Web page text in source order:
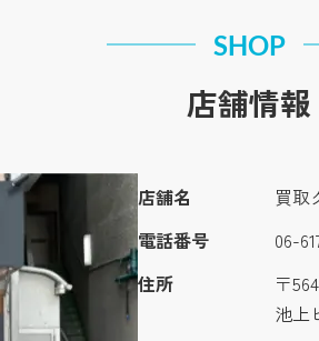
SHOP
店舗情報
店舗名
買取
電話番号
06-
住所
〒
池上